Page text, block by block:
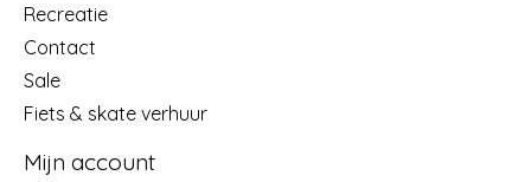
Recreatie
Contact
Sale
Fiets & skate verhuur
Mijn account